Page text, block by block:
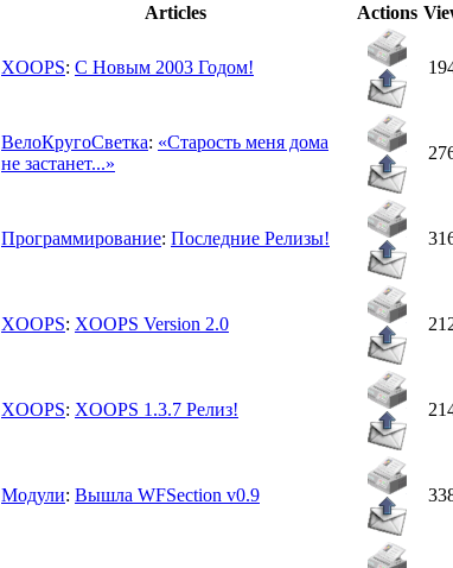
Articles
Actions
XOOPS: С Новым 2003 Годом!
ВелоКругоСветка: «Старость меня дома
не застанет...»
Программирование: Последние Релизы!
XOOPS: XOOPS Version 2.0
XOOPS: XOOPS 1.3.7 Релиз!
Модули: Вышла WFSection v0.9